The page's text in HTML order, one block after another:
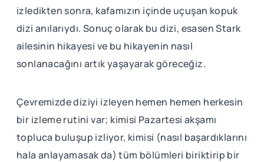
izledikten sonra, kafamızın içinde uçuşan kopuk
dizi anılarıydı. Sonuç olarak bu dizi, esasen Stark
ailesinin hikayesi ve bu hikayenin nasıl
sonlanacağını artık yaşayarak göreceğiz.
Çevremizde diziyi izleyen hemen hemen herkesin
bir izleme rutini var; kimisi Pazartesi akşamı
topluca buluşup izliyor, kimisi (nasıl başardıklarını
hala anlayamasak da) tüm bölümleri biriktirip bir